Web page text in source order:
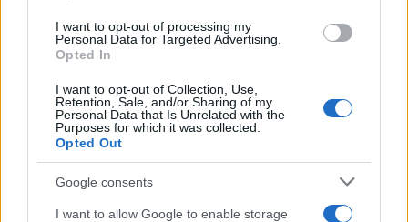
I want to opt-out of processing my
Personal Data for Targeted Advertising.
Opted In
I want to opt-out of Collection, Use,
Retention, Sale, and/or Sharing of my
Personal Data that Is Unrelated with the
Purposes for which it was collected.
Opted Out
Google consents
I want to allow Google to enable storage